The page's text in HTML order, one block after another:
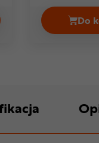
OLIMP Mr Zerro
Do